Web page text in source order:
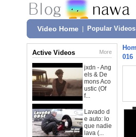
Video Home Popular Videos
Active Videos More
jxdn - Ang
els & De
mons Aco
ustic (Of
f...
Lavado d
e auto: lo
que nadie
lava (...
016